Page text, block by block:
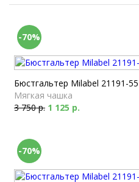
-70%
Бюстгальтер Milabel 21191-55
Мягкая чашка
3 750 р. 1 125 р.
-70%